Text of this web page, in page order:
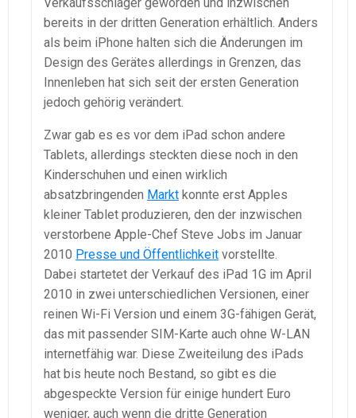
bereits in der dritten Generation erhältlich. Anders
als beim iPhone halten sich die Änderungen im
Design des Gerätes allerdings in Grenzen, das
Innenleben hat sich seit der ersten Generation
jedoch gehörig verändert.
Zwar gab es es vor dem iPad schon andere
Tablets, allerdings steckten diese noch in den
Kinderschuhen und einen wirklich
absatzbringenden Markt konnte erst Apples
kleiner Tablet produzieren, den der inzwischen
verstorbene Apple-Chef Steve Jobs im Januar
2010 Presse und Öffentlichkeit vorstellte.
Dabei startetet der Verkauf des iPad 1G im April
2010 in zwei unterschiedlichen Versionen, einer
reinen Wi-Fi Version und einem 3G-fähigen Gerät,
das mit passender SIM-Karte auch ohne W-LAN
internetfähig war. Diese Zweiteilung des iPads
hat bis heute noch Bestand, so gibt es die
abgespeckte Version für einige hundert Euro
weniger, auch wenn die dritte Generation